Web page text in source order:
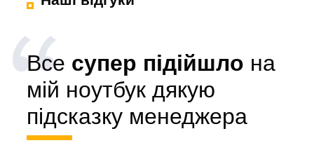
Все супер підійшло на
мій ноутбук дякую
підсказку менеджера